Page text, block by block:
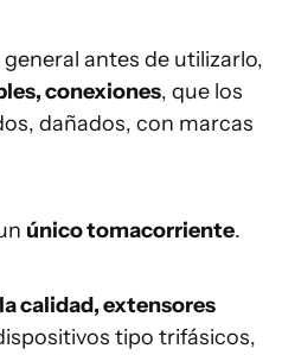
antes de utilizarlo,
conexiones, que los
dañados, con marcas
único tomacorriente.
calidad, extensores
tipo trifásicos,